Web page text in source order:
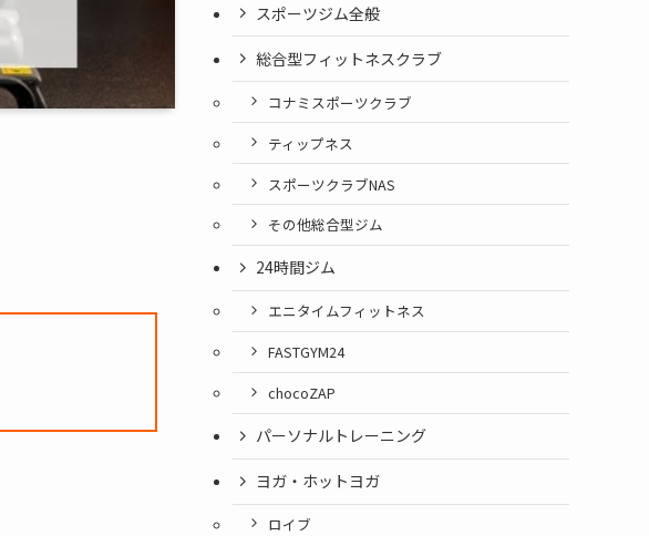
スポーツジム全般
総合型フィットネスクラブ
コナミスポーツクラブ
ティップネス
スポーツクラブNAS
その他総合型ジム
24時間ジム
エニタイムフィットネス
FASTGYM24
chocoZAP
パーソナルトレーニング
ヨガ・ホットヨガ
ロイブ